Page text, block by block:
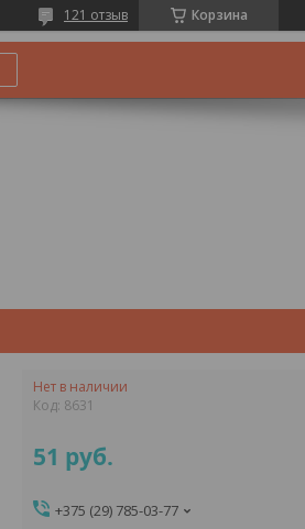
Корзина
121 отзыв
Нет в наличии
Код: 8631
51 руб.
+375 (29) 785-03-77